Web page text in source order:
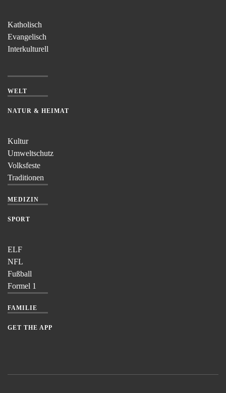
Katholisch
Evangelisch
Interkulturell
WELT
NATUR & HEIMAT
Kultur
Umweltschutz
Volksfeste
Traditionen
MEDIZIN
SPORT
ELF
NFL
Fußball
Formel 1
FAMILIE
GET THE APP